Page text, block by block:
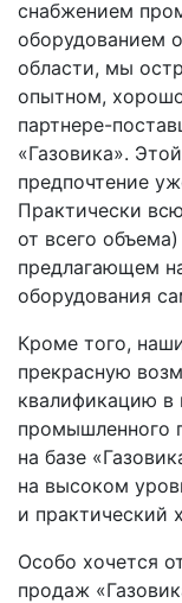
снабжением
оборудованием
области, мы
опытном,
партнере-
«Газовика».
предпочтение
Практически
от всего
предлагающем
оборудования
Кроме того,
прекрасную
квалификацию в
промышленного
на базе
на высоком
и практический
Особо хочется
продаж